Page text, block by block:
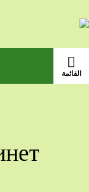
القائمة